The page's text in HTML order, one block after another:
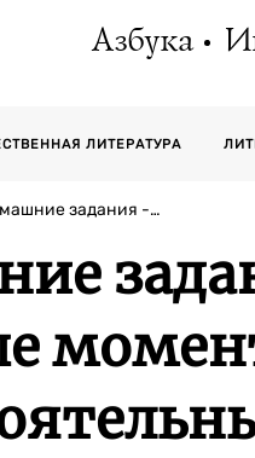
Азбука
ЛИТЕРАТУРА
задания -…